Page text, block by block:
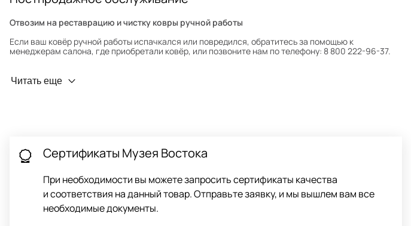
Отвозим на реставрацию и чистку ковры ручной работы
Если ваш ковёр ручной работы испачкался или повредился, обратитесь за помощью к
менеджерам салона, где приобретали ковёр, или позвоните нам по телефону: 8 800 222-96-37.
Профилактика износа
привозите его в салон.
Читать еще
Сертификаты Музея Востока
При необходимости вы можете запросить сертификаты качества
и соответствия на данный товар. Отправьте заявку, и мы вышлем вам все
необходимые документы.